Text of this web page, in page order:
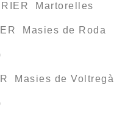
Martorelles
Masies de Roda
Masies de Voltregà